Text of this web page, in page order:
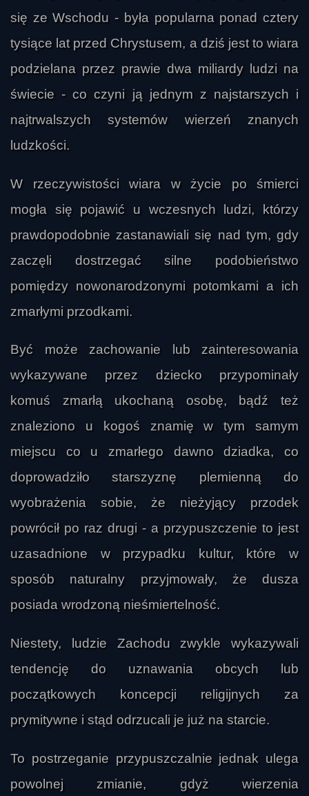
się ze Wschodu - była popularna ponad cztery
tysiące lat przed Chrystusem, a dziś jest to wiara
podzielana przez prawie dwa miliardy ludzi na
świecie - co czyni ją jednym z najstarszych i
najtrwalszych systemów wierzeń znanych
ludzkości.
W rzeczywistości wiara w życie po śmierci
mogła się pojawić u wczesnych ludzi, którzy
prawdopodobnie zastanawiali się nad tym, gdy
zaczęli dostrzegać silne podobieństwo
pomiędzy nowonarodzonymi potomkami a ich
zmarłymi przodkami.
Być może zachowanie lub zainteresowania
wykazywane przez dziecko przypominały
komuś zmarłą ukochaną osobę, bądź też
znaleziono u kogoś znamię w tym samym
miejscu co u zmarłego dawno dziadka, co
doprowadziło starszyznę plemienną do
wyobrażenia sobie, że nieżyjący przodek
powrócił po raz drugi - a przypuszczenie to jest
uzasadnione w przypadku kultur, które w
sposób naturalny przyjmowały, że dusza
posiada wrodzoną nieśmiertelność.
Niestety, ludzie Zachodu zwykle wykazywali
tendencję do uznawania obcych lub
początkowych koncepcji religijnych za
prymitywne i stąd odrzucali je już na starcie.
To postrzeganie przypuszczalnie jednak ulega
powolnej zmianie, gdyż wierzenia